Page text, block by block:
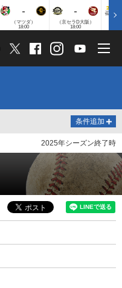
-
（マツダ）
18:00
-
（京セラD大阪）
18:00
条件追加
2025年シーズン終了時